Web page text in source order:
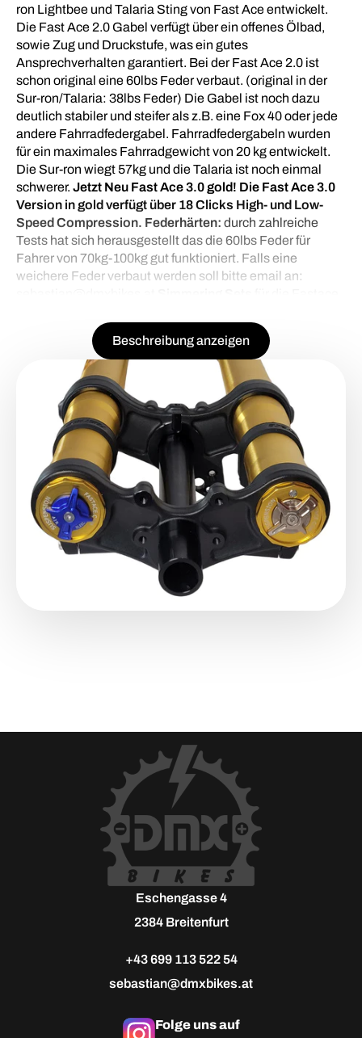
ron Lightbee und Talaria Sting von Fast Ace entwickelt.
Die Fast Ace 2.0 Gabel verfügt über ein offenes Ölbad,
sowie Zug und Druckstufe, was ein gutes
Ansprechverhalten garantiert. Bei der Fast Ace 2.0 ist
schon original eine 60lbs Feder verbaut. (original in der
Sur-ron/Talaria: 38lbs Feder) Die Gabel ist noch dazu
deutlich stabiler und steifer als z.B. eine Fox 40 oder jede
andere Fahrradfedergabel. Fahrradfedergabeln wurden
für ein maximales Fahrradgewicht von 20 kg entwickelt.
Die Sur-ron wiegt 57kg und die Talaria ist noch einmal
schwerer. Jetzt Neu Fast Ace 3.0 gold! Die Fast Ace 3.0
Version in gold verfügt über 18 Clicks High- und Low-
Speed Compression. Federhärten: durch zahlreiche
Tests hat sich herausgestellt das die 60lbs Feder für
Fahrer von 70kg-100kg gut funktioniert. Falls eine
weichere Feder verbaut werden soll bitte email an:
Beschreibung anzeigen
Eschengasse 4
2384 Breitenfurt
+43 699 113 522 54
sebastian@dmxbikes.at
Folge uns auf